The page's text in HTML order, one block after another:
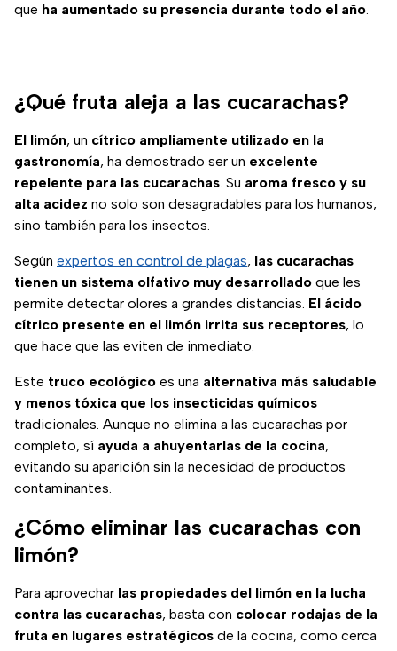
que ha aumentado su presencia durante todo el año.
¿Qué fruta aleja a las cucarachas?
El limón, un cítrico ampliamente utilizado en la
gastronomía, ha demostrado ser un excelente
repelente para las cucarachas. Su aroma fresco y su
alta acidez no solo son desagradables para los humanos,
sino también para los insectos.
Según expertos en control de plagas, las cucarachas
tienen un sistema olfativo muy desarrollado que les
permite detectar olores a grandes distancias. El ácido
cítrico presente en el limón irrita sus receptores, lo
que hace que las eviten de inmediato.
Este truco ecológico es una alternativa más saludable
y menos tóxica que los insecticidas químicos
tradicionales. Aunque no elimina a las cucarachas por
completo, sí ayuda a ahuyentarlas de la cocina,
evitando su aparición sin la necesidad de productos
contaminantes.
¿Cómo eliminar las cucarachas con
limón?
Para aprovechar las propiedades del limón en la lucha
contra las cucarachas, basta con colocar rodajas de la
fruta en lugares estratégicos de la cocina, como cerca